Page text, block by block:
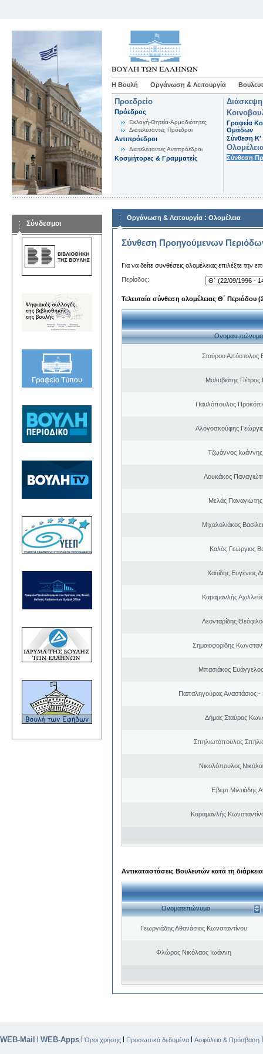
Η Βουλή Οργάνωση & Λειτουργία
Προεδρείο
Πρόεδρος
Εκλογή-Θητεία-Αρμοδιότητες
Διατελέσαντες Πρόεδροι
Αντιπρόεδροι
Διατελέσαντες Αντιπρόεδροι
Κοσμήτορες & Γραμματείς
Γραφεία
Ομάδων
Σύνθεση K'
Σύνθεση
Σύνδεσμοι
Οργάνωση & Λειτουργία : Ολομέλεια
Σύνθεση Προηγούμενων
Για να δείτε συνθέσεις ολομέλειας επιλέξτε την
Περίοδος:
Τελευταία σύνθεση ολομέλειας Θ΄ Περιόδου
Ονοματεπώνυμο
Σταύρου Απόστολος
Μολυβιάτης Πέτρος
Παυλόπουλος
Αλογοσκούφης
Τζωάννος Ιωάννης
Λουκάκος
Μελάς
Μιχαλολιάκος
Καλός Γεώργιος
Χαϊτίδης Ευγένιος
Καραμανλής
Λεονταρίδης
Σημαιοφορίδης
Μπασιάκος
Παπαληγούρας Αναστάσιος -
Δήμας Σταύρος
Σπηλιωτόπουλος
Νικολόπουλος
Έβερτ Μιλτιάδης
Καραμανλής
Αντικαταστάσεις Βουλευτών κατά τη
Ονοματεπώνυμο
Γεωργιάδης Αθανάσιος Κωνσταντίνου
Φλώρος Νικόλαος Ιωάννη
WEB-Mail | WEB-Apps |Όροι χρήσης | Προσωπικά δεδομένα | Ασφάλεια & Πρόσβαση